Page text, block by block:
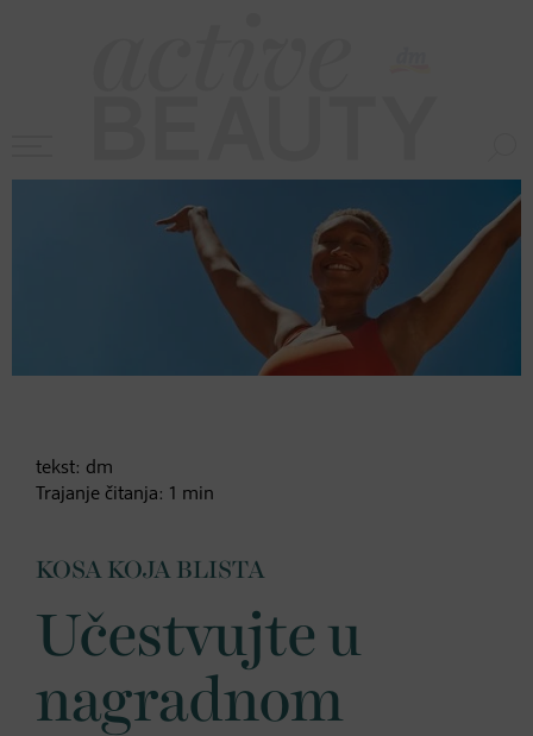
tekst: dm
Trajanje čitanja: 1 min
KOSA KOJA BLISTA
Učestvujte u
nagradnom